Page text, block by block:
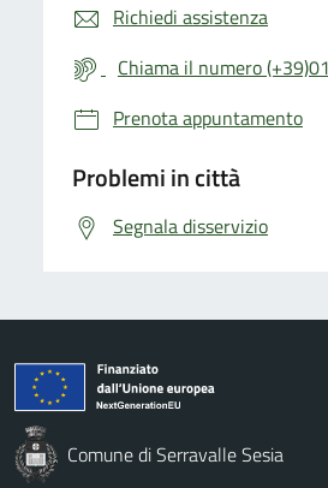
Richiedi assistenza
Chiama il numero
Prenota appuntamento
Problemi in città
Segnala disservizio
Comune di Serravalle Sesia